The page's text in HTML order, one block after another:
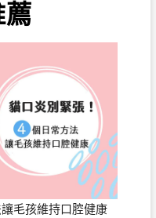
毛孩維持口腔健康